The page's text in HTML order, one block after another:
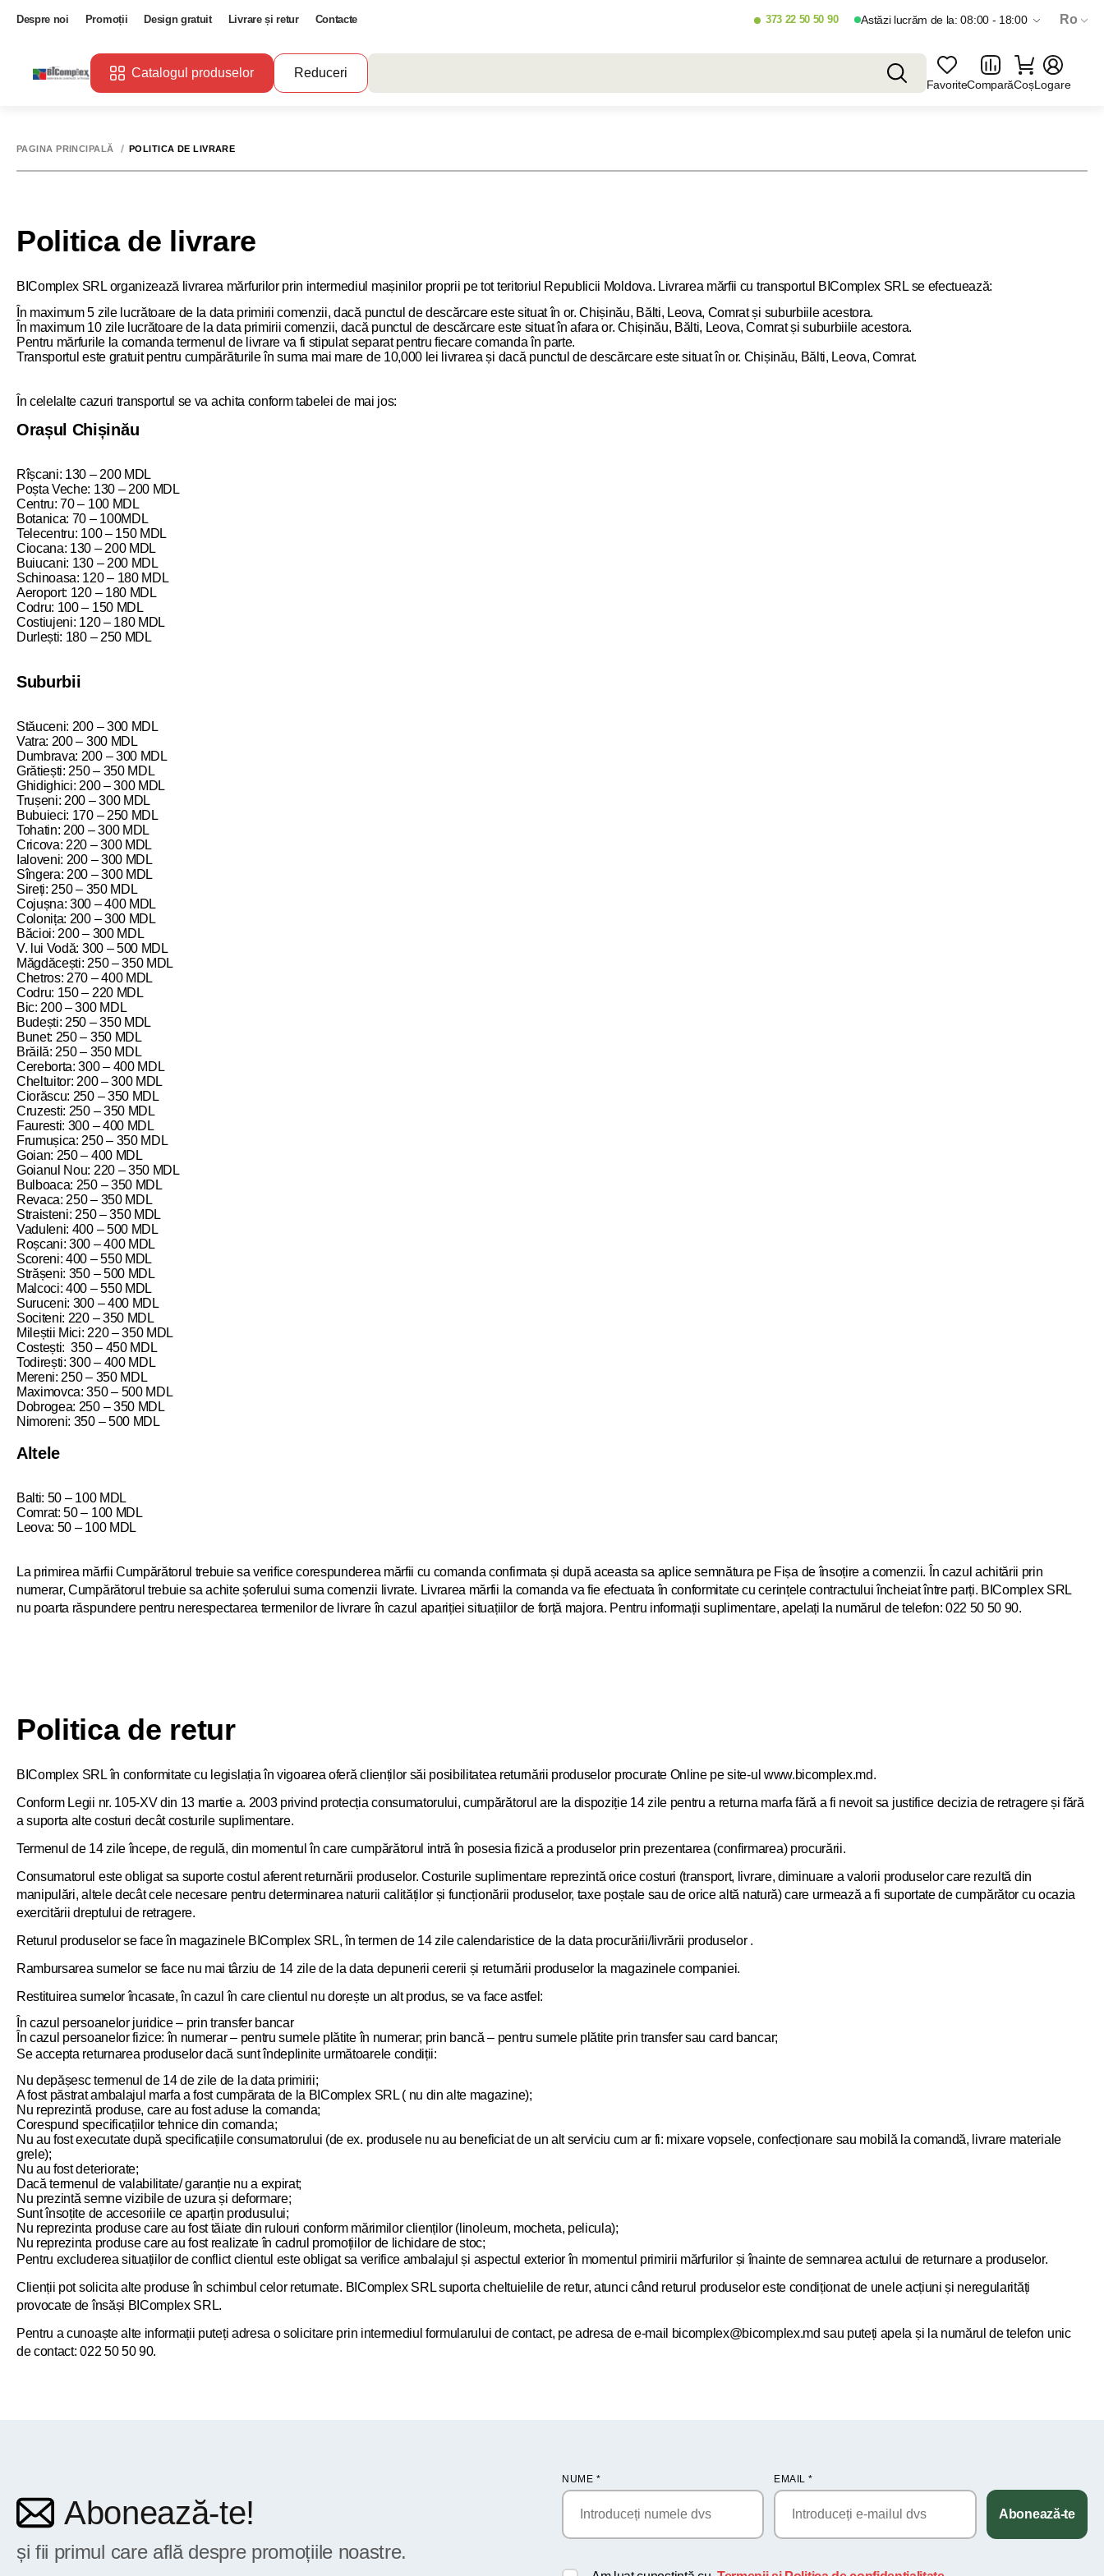
Despre noi Promoții Design gratuit Livrare și retur Contacte 373 22 50 50 90 Astăzi lucrăm de la: 08:00 - 18:00 Ro
Catalogul produselor Reduceri
FavoriteComparăCoșLogare
PAGINA PRINCIPALĂ POLITICA DE LIVRARE
Politica de livrare
BIComplex SRL organizează livrarea mărfurilor prin intermediul mașinilor proprii pe tot teritoriul Republicii Moldova. Livrarea mărfii cu transportul BIComplex SRL se efectuează:
În maximum 5 zile lucrătoare de la data primirii comenzii, dacă punctul de descărcare este situat în or. Chișinău, Bălti, Leova, Comrat și suburbiile acestora.
În maximum 10 zile lucrătoare de la data primirii comenzii, dacă punctul de descărcare este situat în afara or. Chișinău, Bălti, Leova, Comrat și suburbiile acestora.
Pentru mărfurile la comanda termenul de livrare va fi stipulat separat pentru fiecare comanda în parte.
Transportul este gratuit pentru cumpărăturile în suma mai mare de 10,000 lei livrarea și dacă punctul de descărcare este situat în or. Chișinău, Bălti, Leova, Comrat.
În celelalte cazuri transportul se va achita conform tabelei de mai jos:
Orașul Chișinău
Rîșcani: 130 – 200 MDL
Poșta Veche: 130 – 200 MDL
Centru: 70 – 100 MDL
Botanica: 70 – 100MDL
Telecentru: 100 – 150 MDL
Ciocana: 130 – 200 MDL
Buiucani: 130 – 200 MDL
Schinoasa: 120 – 180 MDL
Aeroport: 120 – 180 MDL
Codru: 100 – 150 MDL
Costiujeni: 120 – 180 MDL
Durlești: 180 – 250 MDL
Suburbii
Stăuceni: 200 – 300 MDL
Vatra: 200 – 300 MDL
Dumbrava: 200 – 300 MDL
Grătiești: 250 – 350 MDL
Ghidighici: 200 – 300 MDL
Trușeni: 200 – 300 MDL
Bubuieci: 170 – 250 MDL
Tohatin: 200 – 300 MDL
Cricova: 220 – 300 MDL
Ialoveni: 200 – 300 MDL
Sîngera: 200 – 300 MDL
Sireți: 250 – 350 MDL
Cojușna: 300 – 400 MDL
Colonița: 200 – 300 MDL
Băcioi: 200 – 300 MDL
V. lui Vodă: 300 – 500 MDL
Măgdăcești: 250 – 350 MDL
Chetros: 270 – 400 MDL
Codru: 150 – 220 MDL
Bic: 200 – 300 MDL
Budești: 250 – 350 MDL
Bunet: 250 – 350 MDL
Brăilă: 250 – 350 MDL
Cereborta: 300 – 400 MDL
Cheltuitor: 200 – 300 MDL
Ciorăscu: 250 – 350 MDL
Cruzesti: 250 – 350 MDL
Fauresti: 300 – 400 MDL
Frumușica: 250 – 350 MDL
Goian: 250 – 400 MDL
Goianul Nou: 220 – 350 MDL
Bulboaca: 250 – 350 MDL
Revaca: 250 – 350 MDL
Straisteni: 250 – 350 MDL
Vaduleni: 400 – 500 MDL
Roșcani: 300 – 400 MDL
Scoreni: 400 – 550 MDL
Strășeni: 350 – 500 MDL
Malcoci: 400 – 550 MDL
Suruceni: 300 – 400 MDL
Sociteni: 220 – 350 MDL
Mileștii Mici: 220 – 350 MDL
Costești: 350 – 450 MDL
Todirești: 300 – 400 MDL
Mereni: 250 – 350 MDL
Maximovca: 350 – 500 MDL
Dobrogea: 250 – 350 MDL
Nimoreni: 350 – 500 MDL
Altele
Balti: 50 – 100 MDL
Comrat: 50 – 100 MDL
Leova: 50 – 100 MDL
La primirea mărfii Cumpărătorul trebuie sa verifice corespunderea mărfii cu comanda confirmata și după aceasta sa aplice semnătura pe Fișa de însoțire a comenzii. În cazul achitării prin
numerar, Cumpărătorul trebuie sa achite șoferului suma comenzii livrate. Livrarea mărfii la comanda va fie efectuata în conformitate cu cerințele contractului încheiat între parți. BIComplex SRL
nu poarta răspundere pentru nerespectarea termenilor de livrare în cazul apariției situațiilor de forță majora. Pentru informații suplimentare, apelați la numărul de telefon: 022 50 50 90.
Politica de retur
BIComplex SRL în conformitate cu legislația în vigoarea oferă clienților săi posibilitatea returnării produselor procurate Online pe site-ul www.bicomplex.md.
Conform Legii nr. 105-XV din 13 martie a. 2003 privind protecția consumatorului, cumpărătorul are la dispoziție 14 zile pentru a returna marfa fără a fi nevoit sa justifice decizia de retragere și fără
a suporta alte costuri decât costurile suplimentare.
Termenul de 14 zile începe, de regulă, din momentul în care cumpărătorul intră în posesia fizică a produselor prin prezentarea (confirmarea) procurării.
Consumatorul este obligat sa suporte costul aferent returnării produselor. Costurile suplimentare reprezintă orice costuri (transport, livrare, diminuare a valorii produselor care rezultă din
manipulări, altele decât cele necesare pentru determinarea naturii calităților și funcționării produselor, taxe poștale sau de orice altă natură) care urmează a fi suportate de cumpărător cu ocazia
exercitării dreptului de retragere.
Returul produselor se face în magazinele BIComplex SRL, în termen de 14 zile calendaristice de la data procurării/livrării produselor .
Rambursarea sumelor se face nu mai târziu de 14 zile de la data depunerii cererii și returnării produselor la magazinele companiei.
Restituirea sumelor încasate, în cazul în care clientul nu dorește un alt produs, se va face astfel:
În cazul persoanelor juridice – prin transfer bancar
În cazul persoanelor fizice: în numerar – pentru sumele plătite în numerar; prin bancă – pentru sumele plătite prin transfer sau card bancar;
Se accepta returnarea produselor dacă sunt îndeplinite următoarele condiții:
Nu depășesc termenul de 14 de zile de la data primirii;
A fost păstrat ambalajul marfa a fost cumpărata de la BIComplex SRL ( nu din alte magazine);
Nu reprezintă produse, care au fost aduse la comanda;
Corespund specificațiilor tehnice din comanda;
Nu au fost executate după specificațiile consumatorului (de ex. produsele nu au beneficiat de un alt serviciu cum ar fi: mixare vopsele, confecționare sau mobilă la comandă, livrare materiale
grele);
Nu au fost deteriorate;
Dacă termenul de valabilitate/ garanție nu a expirat;
Nu prezintă semne vizibile de uzura și deformare;
Sunt însoțite de accesoriile ce aparțin produsului;
Nu reprezinta produse care au fost tăiate din rulouri conform mărimilor clienților (linoleum, mocheta, pelicula);
Nu reprezinta produse care au fost realizate în cadrul promoțiilor de lichidare de stoc;
Pentru excluderea situațiilor de conflict clientul este obligat sa verifice ambalajul și aspectul exterior în momentul primirii mărfurilor și înainte de semnarea actului de returnare a produselor.
Clienții pot solicita alte produse în schimbul celor returnate. BIComplex SRL suporta cheltuielile de retur, atunci când returul produselor este condiționat de unele acțiuni și neregularități
provocate de însăși BIComplex SRL.
Pentru a cunoaște alte informații puteți adresa o solicitare prin intermediul formularului de contact, pe adresa de e-mail bicomplex@bicomplex.md sau puteți apela și la numărul de telefon unic
de contact: 022 50 50 90.
Abonează-te!
și fii primul care află despre promoțiile noastre.
NUME * EMAIL*
Abonează-te